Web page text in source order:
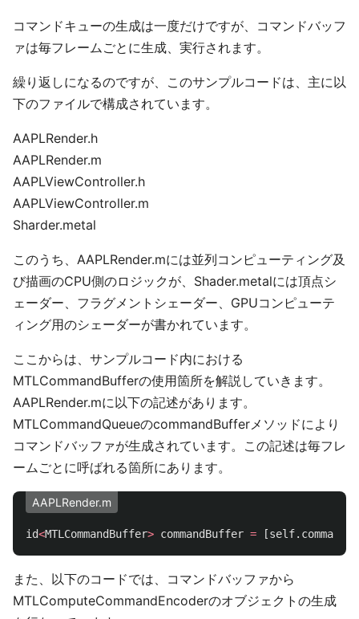
コマンドキューの生成は一度だけですが、コマンドバッフ
ァは毎フレームごとに生成、実行されます。
繰り返しになるのですが、このサンプルコードは、主に以
下のファイルで構成されています。
AAPLRender.h
AAPLRender.m
AAPLViewController.h
AAPLViewController.m
Sharder.metal
このうち、AAPLRender.mには並列コンピューティング及
び描画のCPU側のロジックが、Shader.metalには頂点シ
ェーダー、フラグメントシェーダー、GPUコンピューテ
ィング用のシェーダーが書かれています。
ここからは、サンプルコード内における
MTLCommandBufferの使用箇所を解説していきます。
AAPLRender.mに以下の記述があります。
MTLCommandQueueのcommandBufferメソッドにより
コマンドバッファが生成されています。この記述は毎フレ
ームごとに呼ばれる箇所にあります。
AAPLRender.m
id<MTLCommandBuffer> commandBuffer = [self.
また、以下のコードでは、コマンドバッファから
MTLComputeCommandEncoderのオブジェクトの生成